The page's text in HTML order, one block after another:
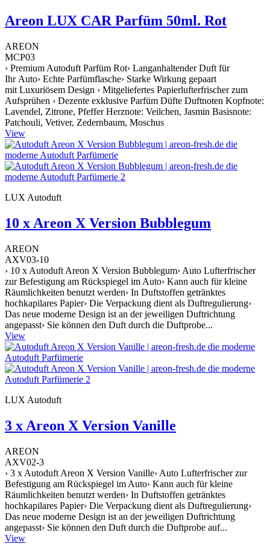
Areon LUX CAR Parfüm 50ml. Rot
AREON
MCP03
› Premium Autoduft Parfüm Rot› Langanhaltender Duft für
Ihr Auto› Echte Parfümflasche› Starke Wirkung gepaart
mit Luxuriösem Design › Mitgeliefertes Papierlufterfrischer zum
Aufsprühen › Dezente exklusive Parfüm Düfte Duftnoten Kopfnote:
Lavendel, Zitrone, Pfeffer Herznote: Veilchen, Jasmin Basisnote:
Patchouli, Vetiver, Zedernbaum, Moschus
View
LUX Autoduft
10 x Areon X Version Bubblegum
AREON
AXV03-10
› 10 x Autoduft Areon X Version Bubblegum› Auto Lufterfrischer
zur Befestigung am Rückspiegel im Auto› Kann auch für kleine
Räumlichkeiten benutzt werden› In Duftstoffen getränktes
hochkapilares Papier› Die Verpackung dient als Duftregulierung›
Das neue moderne Design ist an der jeweiligen Duftrichtung
angepasst› Sie können den Duft durch die Duftprobe...
View
LUX Autoduft
3 x Areon X Version Vanille
AREON
AXV02-3
› 3 x Autoduft Areon X Version Vanille› Auto Lufterfrischer zur
Befestigung am Rückspiegel im Auto› Kann auch für kleine
Räumlichkeiten benutzt werden› In Duftstoffen getränktes
hochkapilares Papier› Die Verpackung dient als Duftregulierung›
Das neue moderne Design ist an der jeweiligen Duftrichtung
angepasst› Sie können den Duft durch die Duftprobe auf...
View